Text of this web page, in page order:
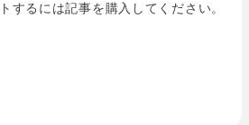
するには記事を購入してください。